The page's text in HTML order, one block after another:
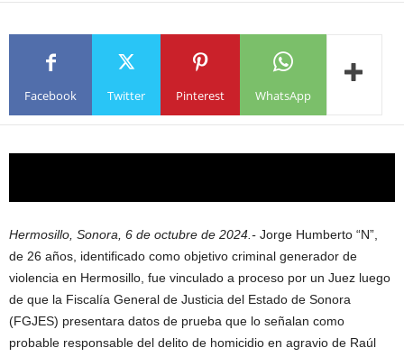
Facebook Twitter Pinterest WhatsApp
Hermosillo, Sonora, 6 de octubre de 2024.- Jorge Humberto “N”,
de 26 años, identificado como objetivo criminal generador de
violencia en Hermosillo, fue vinculado a proceso por un Juez luego
de que la Fiscalía General de Justicia del Estado de Sonora
(FGJES) presentara datos de prueba que lo señalan como
probable responsable del delito de homicidio en agravio de Raúl